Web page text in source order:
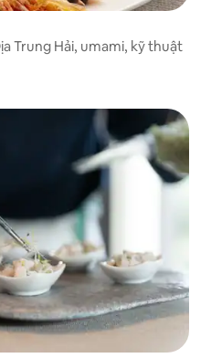
Trung Hải, umami, kỹ thuật